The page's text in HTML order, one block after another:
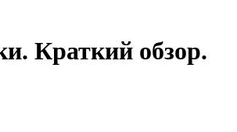
Краткий обзор.